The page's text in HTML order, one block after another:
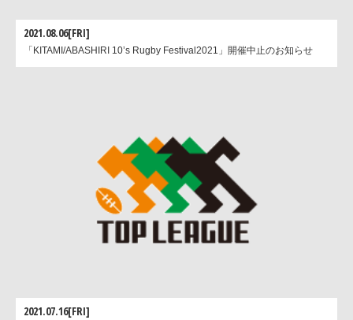
2021.08.06[FRI]
「KITAMI/ABASHIRI 10’s Rugby Festival2021」開催中止のお知らせ
2021.07.16[FRI]